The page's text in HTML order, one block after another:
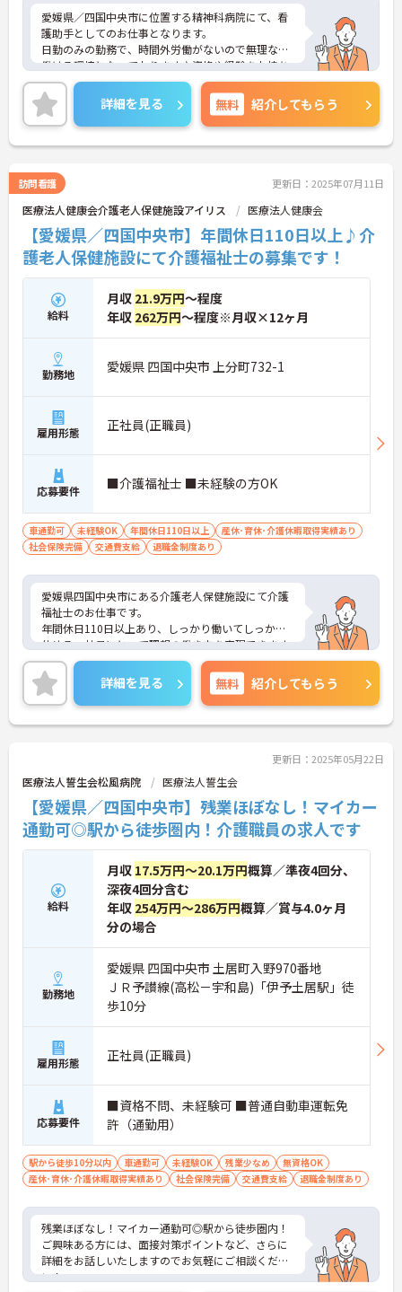
愛媛県／四国中央市に位置する精神科病院にて、看
護助手としてのお仕事となります。
日勤のみの勤務で、時間外労働がないので無理なく
働ける環境となっております♪資格や経験をお持ち
でない方も応募できるので、看護助手として働いて
みたいという方にお勧めの求人となっております♪
ご興味ある方は面接ポイントをお伝えしますので、
お気軽にお問い合わせください♪
詳細を見る 無料 紹介してもらう
訪問看護 更新日：2025年07月11日
医療法人健康会介護老人保健施設アイリス 医療法人健康会
【愛媛県／四国中央市】年間休日110日以上♪介
護老人保健施設にて介護福祉士の募集です！
給料
月収 21.9万円～程度
年収 262万円～程度※月収×12ヶ月
勤務地 愛媛県 四国中央市 上分町732-1
雇用形態 正社員(正職員)
応募要件 ■介護福祉士 ■未経験の方OK
車通勤可 未経験OK 年間休日110日以上
産休･育休･介護休暇取得実績あり
社会保険完備
交通費支給 退職金制度あり
愛媛県四国中央市にある介護老人保健施設にて介護
福祉士のお仕事です。
年間休日110日以上あり、しっかり働いてしっかり
休める、社員にとって理想の働き方を実現できます
♪
ご興味ある方には、面接対策ポイントなど、さらに
詳細をお話しいたしますのでお気軽にご相談くださ
い。
詳細を見る 無料 紹介してもらう
更新日：2025年05月22日
医療法人誓生会松風病院 医療法人誓生会
【愛媛県／四国中央市】残業ほぼなし！マイカー
通勤可◎駅から徒歩圏内！介護職員の求人です
給料
月収 17.5万円～20.1万円概算／準夜4回分、
深夜4回分含む
年収 254万円～286万円概算／賞与4.0ヶ月
分の場合
勤務地
愛媛県 四国中央市 土居町入野970番地
ＪＲ予讃線(高松－宇和島)「伊予土居駅」徒
歩10分
雇用形態 正社員(正職員)
応募要件
■資格不問、未経験可 ■普通自動車運転免
許（通勤用）
駅から徒歩10分以内 車通勤可 未経験OK 残業少なめ
無資格OK
産休･育休･介護休暇取得実績あり
社会保険完備 交通費支給 退職金制度あり
残業ほぼなし！マイカー通勤可◎駅から徒歩圏内！
ご興味ある方には、面接対策ポイントなど、さらに
詳細をお話しいたしますのでお気軽にご相談くださ
い！